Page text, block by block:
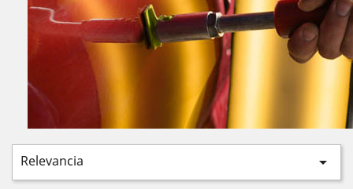
Relevancia 